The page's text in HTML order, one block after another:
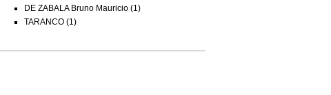
DE ZABALA Bruno Mauricio (1)
TARANCO (1)